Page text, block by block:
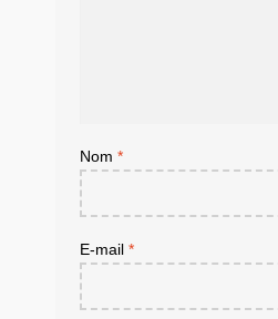
Nom *
E-mail *